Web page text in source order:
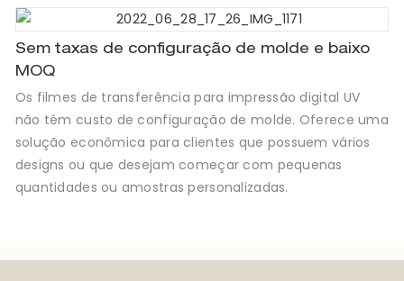
Sem taxas de configuração de molde e baixo
MOQ
Os filmes de transferência para impressão digital UV
não têm custo de configuração de molde. Oferece uma
solução econômica para clientes que possuem vários
designs ou que desejam começar com pequenas
quantidades ou amostras personalizadas.